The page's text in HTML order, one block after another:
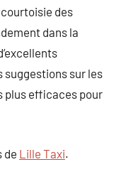
des
dans la
suggestions sur les
plus efficaces pour
de Lille Taxi.